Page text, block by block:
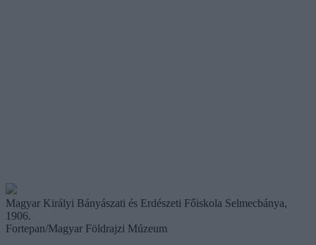
Magyar Királyi Bányászati és Erdészeti Főiskola Selmecbánya,
1906.
Fortepan/Magyar Földrajzi Múzeum